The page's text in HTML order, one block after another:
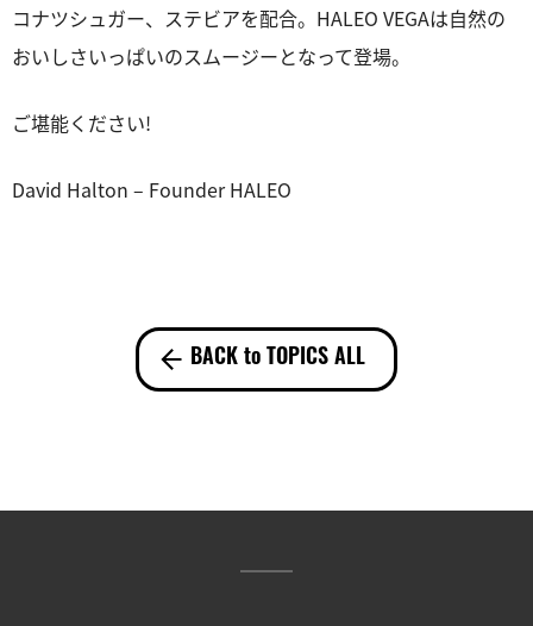
コナツシュガー、ステビアを配合。HALEO VEGAは自然の
おいしさいっぱいのスムージーとなって登場。
ご堪能ください!
David Halton – Founder HALEO
BACK to TOPICS ALL